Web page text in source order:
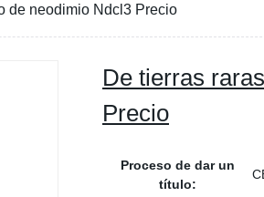
de neodimio Ndcl3 Precio
De tierras
Precio
Proceso de dar un
título: